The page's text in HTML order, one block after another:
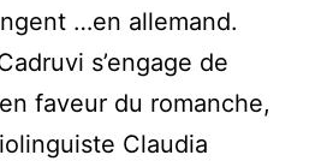
…en allemand.
s’engage de
faveur du romanche,
Claudia